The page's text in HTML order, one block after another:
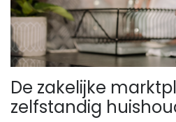
De zakelijke
zelfstandig